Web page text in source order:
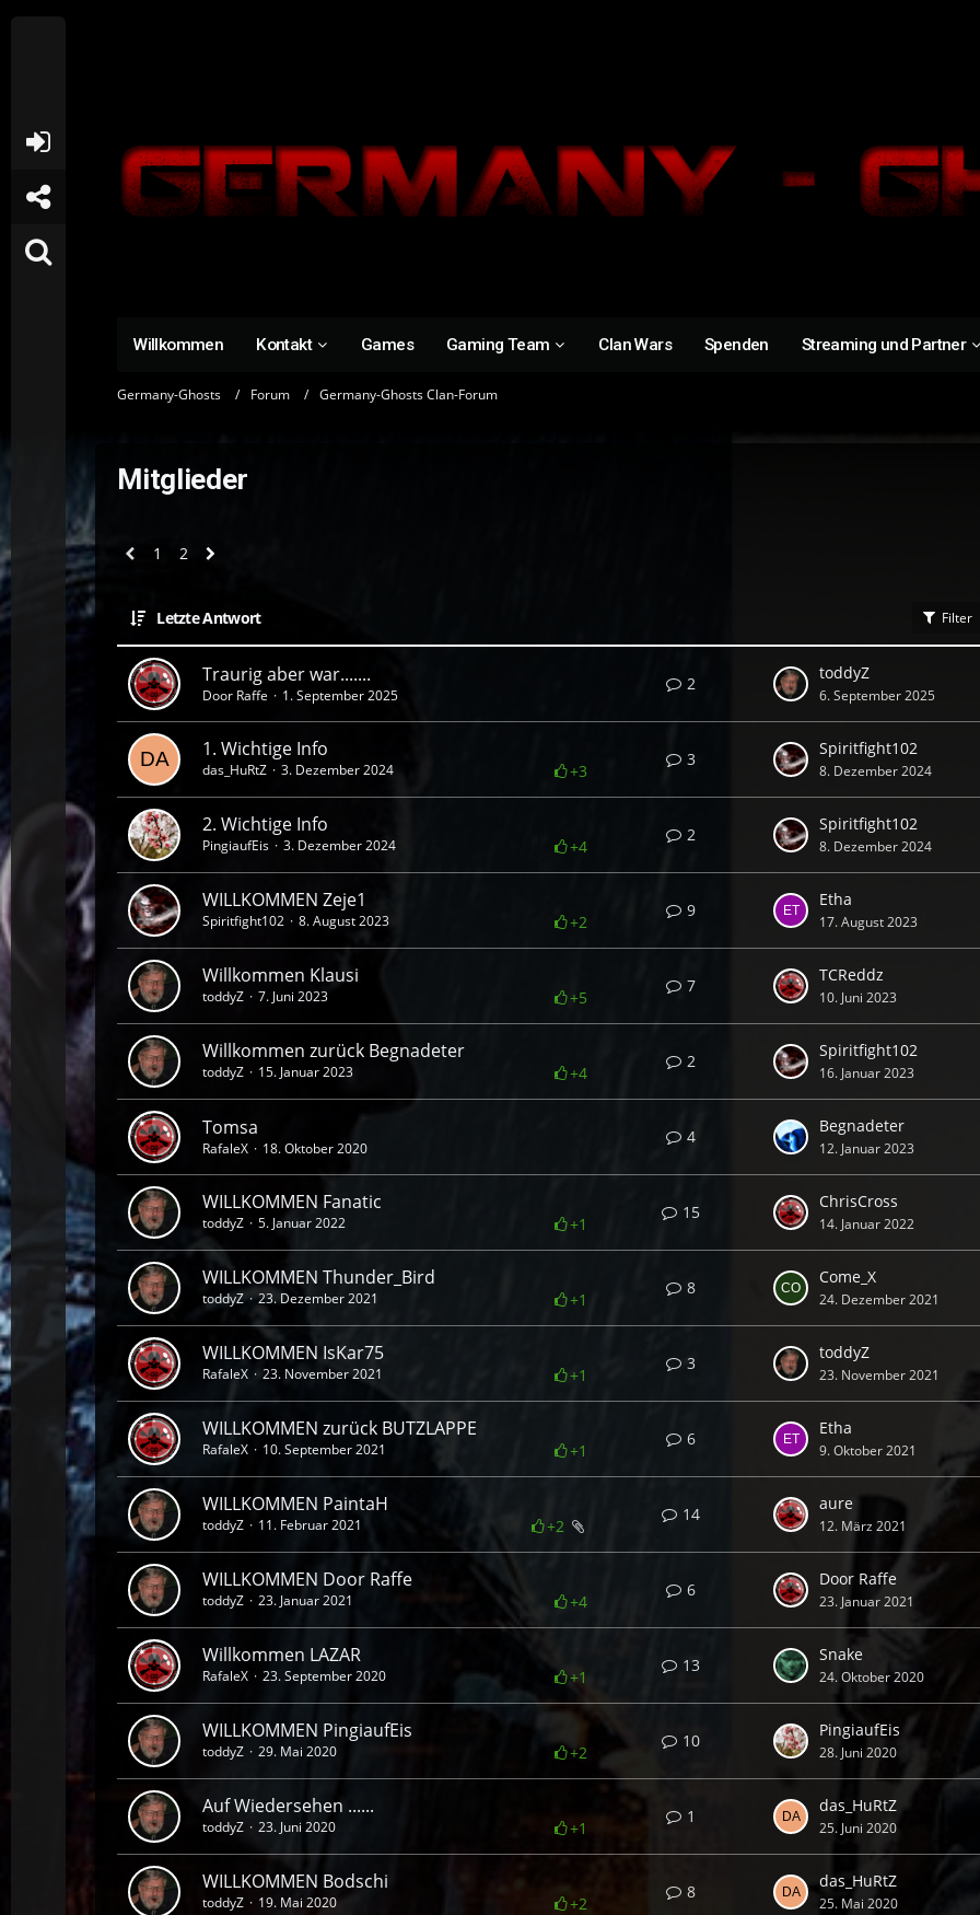
Willkommen Kontakt Games Gaming Team Clan Wars Spenden Streaming und Partner
Germany-Ghosts Forum Germany-Ghosts Clan-Forum
Mitglieder
1 2
Letzte Antwort Filter
Traurig aber war.......
Door Raffe 1. September 2025
2
toddyZ
6. September 2025
1. Wichtige Info
+3
das_HuRtZ 3. Dezember 2024 3
Spiritfight102
8. Dezember 2024
2. Wichtige Info
+4
PingiaufEis 3. Dezember 2024 2
Spiritfight102
8. Dezember 2024
WILLKOMMEN Zeje1
+2
Spiritfight102 8. August 2023 9
Etha
17. August 2023
Willkommen Klausi
+5
toddyZ 7. Juni 2023 7
TCReddz
10. Juni 2023
Willkommen zurück Begnadeter
+4
toddyZ 15. Januar 2023 2
Spiritfight102
16. Januar 2023
Tomsa
RafaleX 18. Oktober 2020
4
Begnadeter
12. Januar 2023
WILLKOMMEN Fanatic
+1
toddyZ 5. Januar 2022 15
ChrisCross
14. Januar 2022
WILLKOMMEN Thunder_Bird
+1
toddyZ 23. Dezember 2021 8
Come_X
24. Dezember 2021
WILLKOMMEN IsKar75
+1
RafaleX 23. November 2021 3
toddyZ
23. November 2021
WILLKOMMEN zurück BUTZLAPPE
+1
RafaleX 10. September 2021 6
Etha
9. Oktober 2021
WILLKOMMEN PaintaH
+2
toddyZ 11. Februar 2021 14
aure
12. März 2021
WILLKOMMEN Door Raffe
+4
toddyZ 23. Januar 2021 6
Door Raffe
23. Januar 2021
Willkommen LAZAR
+1
RafaleX 23. September 2020 13
Snake
24. Oktober 2020
WILLKOMMEN PingiaufEis
+2
toddyZ 29. Mai 2020 10
PingiaufEis
28. Juni 2020
Auf Wiedersehen ......
+1
toddyZ 23. Juni 2020 1
das_HuRtZ
25. Juni 2020
WILLKOMMEN Bodschi
+2
toddyZ 19. Mai 2020 8
das_HuRtZ
25. Mai 2020